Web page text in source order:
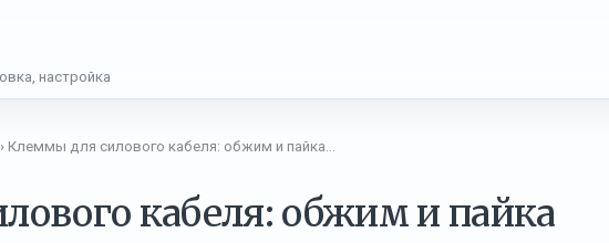
настройка
› Клеммы для силового кабеля: обжим и пайка…
кабеля: обжим и пайка